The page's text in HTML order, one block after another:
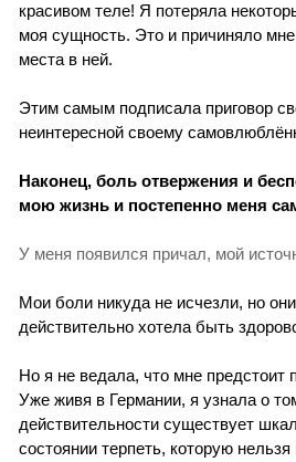
красивом теле! Я потеряла
моя сущность. Это и причиняло
места в ней.
Этим самым подписала приговор
неинтересной своему
Наконец, боль отвержения и
мою жизнь и постепенно меня
У меня появился причал, мой
Мои боли никуда не исчезли, но
действительно хотела быть
Но я не ведала, что мне предстоит
Уже живя в Германии, я узнала о
действительности существует
состоянии терпеть, которую